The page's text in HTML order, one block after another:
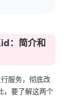
：简介和
服务，彻底改
，要了解这两个